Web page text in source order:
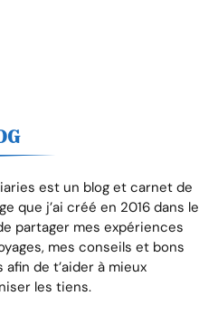
est un blog et carnet de
que j’ai créé en 2016 dans le
partager mes expériences
mes conseils et bons
afin de t’aider à mieux
les tiens.